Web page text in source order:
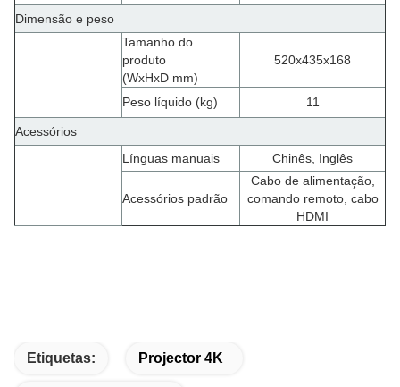
Dimensão e peso
Tamanho do
produto
(WxHxD mm)
520x435x168
Peso líquido (kg) 11
Acessórios
Línguas manuais
Chinês, Inglês
Acessórios padrão
Cabo de alimentação,
comando remoto, cabo
HDMI
Etiquetas: Projector 4K